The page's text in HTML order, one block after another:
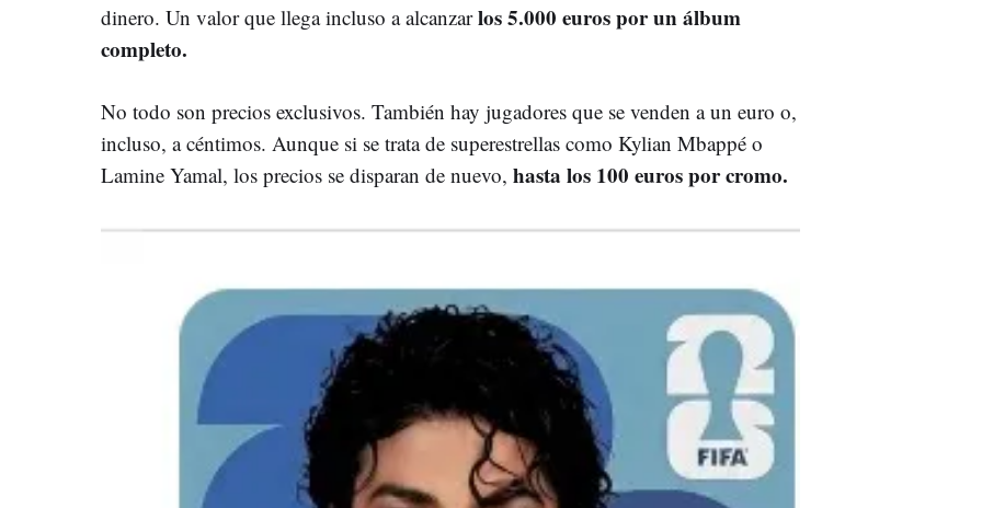
dinero. Un valor que llega incluso a alcanzarlos 5.000 euros por un álbum
completo.
No todo son precios exclusivos. También hay jugadores que se venden a un euro o,
incluso, a céntimos. Aunque si se trata de superestrellas como Kylian Mbappé o
Lamine Yamal, los precios se disparan de nuevo, hasta los 100 euros por cromo.